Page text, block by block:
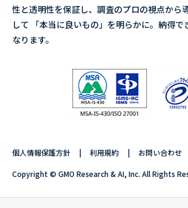
性と透明性を保証し、調査のプロの視点から
して 「本当に良いもの」を明らかに。納得で
なります。
個人情報保護方針 利用規約 お問い合わせ
Copyright © GMO Research & AI, Inc. All Rights